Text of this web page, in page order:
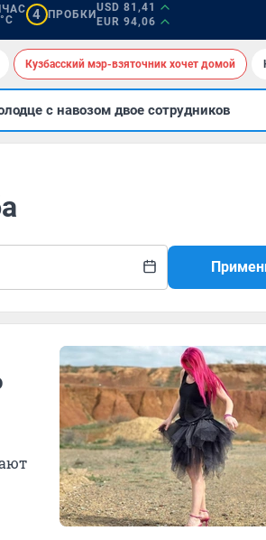
4 ПРОБКИ
USD 81,41
EUR 94,06
Кузбасский мэр-взяточник хочет домой
с навозом двое сотрудников